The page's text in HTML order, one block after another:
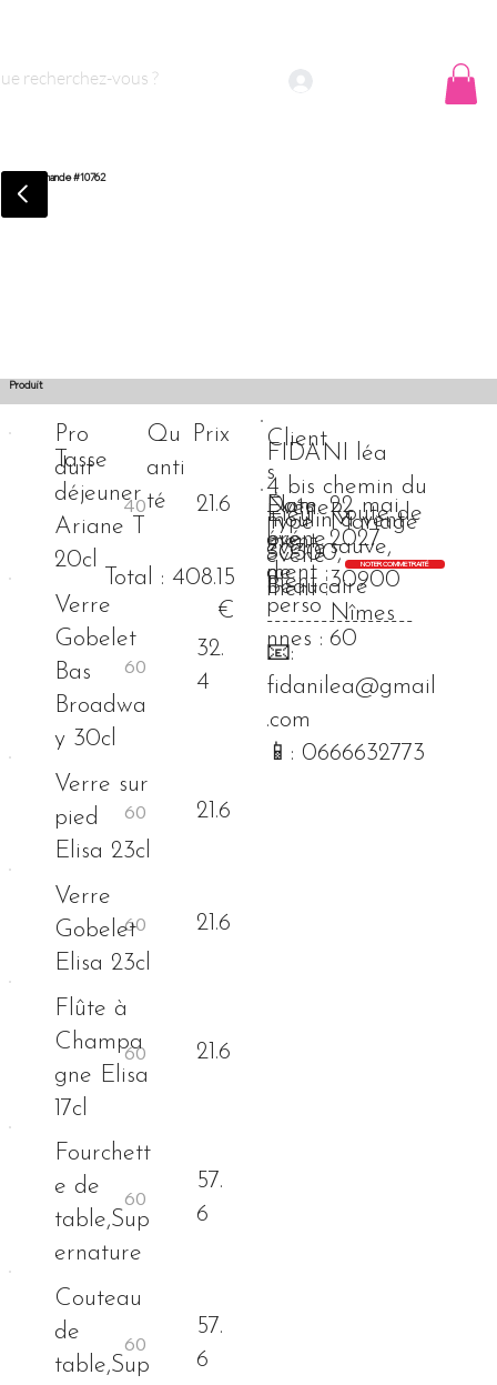
nous ?
Commande #10762
Produit
Tasse
déjeuner
Ariane T
20cl
21.6
Verre
Gobelet
Bas
Broadwa
y 30cl
32.
4
Verre sur
pied
Elisa 23cl
21.6
Verre
Gobelet
Elisa 23cl
21.6
Flûte à
Champa
gne Elisa
17cl
21.6
Fourchett
e de
table,Sup
ernature
57.
6
Couteau
de
table,Sup
57.
6
Pro
duit
Qu
anti
té
Total : 408.15
€
Prix
NOTER COMME TRAITÉ
Client
s
FIDANI léa
4 bis chemin du
moulin à vent
30300,
Beaucaire
-------------------
📧:
fidanilea@gmail
.com
📱: 0666632773
Événe
ment
Nom
bre
de
perso
nnes :
Type
événe
ment :
Mariage
60
22 mai
2027
Date
événe
ment :
Route de
sauve,
30900
Nîmes
Lieu
événe
ment :